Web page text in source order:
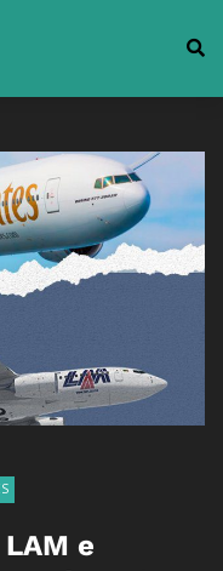
e